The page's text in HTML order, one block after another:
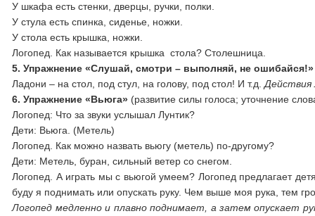
У шкафа есть стенки, дверцы, ручки, полки.
У стула есть спинка, сиденье, ножки.
У стола есть крышка, ножки.
Логопед. Как называется крышка стола? Столешница.
5. Упражнение «Слушай, смотри – выполняй, не ошибайся!»
Ладони – на стол, под стул, на голову, под стол! И т.д.Действия
6. Упражнение «Вьюга» (развитие силы голоса; уточнение
Логопед: Что за звуки услышал Лунтик?
Дети: Вьюга. (Метель)
Логопед. Как можно назвать вьюгу (метель) по-другому?
Дети: Метель, буран, сильный ветер со снегом.
Логопед. А играть мы с вьюгой умеем? Логопед предлагает
буду я поднимать или опускать руку. Чем выше моя рука, тем
Логопед медленно и плавно поднимает, а затем опускает